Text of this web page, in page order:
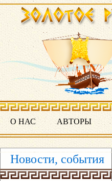
О НАС АВТОРЫ
Новости, события